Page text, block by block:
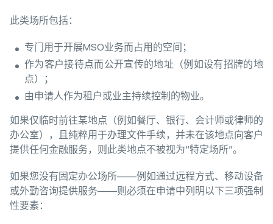
此类场所包括：
专门用于开展MSO业务而占用的空间；
作为客户接待点而公开宣传的地址（例如设有招牌的地
点）；
由申请人作为租户或业主持续控制的物业。
如果仅临时前往某地点（例如餐厅、银行、会计师或律师的
办公室），且纯粹用于办理文件手续，并未在该地点向客户
提供任何金融服务，则此类地点不被视为“特定场所”。
如果您没有固定办公场所——例如通过远程方式、移动设备
或外勤咨询提供服务——则必须在申请中列明以下三项强制
性要素：